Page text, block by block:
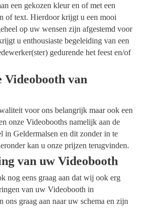
een gekozen kleur en of met een
of text. Hierdoor krijgt u een mooi
op uw wensen zijn afgestemd voor
u enthousiaste begeleiding van een
gedurende het feest en/of
Videobooth van
voor ons belangrijk maar ook een
onze Videobooths namelijk aan de
in Geldermalsen en dit zonder in te
kan u onze prijzen terugvinden.
van uw Videobooth
nog eens graag aan dat wij ook erg
van uw Videobooth in
ons graag aan naar uw schema en zijn